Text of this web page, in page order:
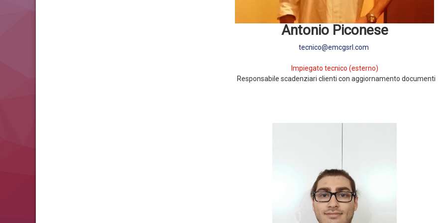
Antonio Piconese
tecnico@emcgsrl.com
Impiegato tecnico (esterno)
Responsabile scadenziari clienti con aggiornamento documenti